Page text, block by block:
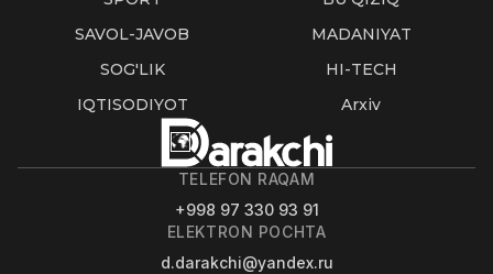
SAVOL-JAVOB
MADANIYAT
SOG'LIK
HI-TECH
IQTISODIYOT
Arxiv
TELEFON RAQAM
+998 97 330 93 91
ELEKTRON POCHTA
d.darakchi@yandex.ru